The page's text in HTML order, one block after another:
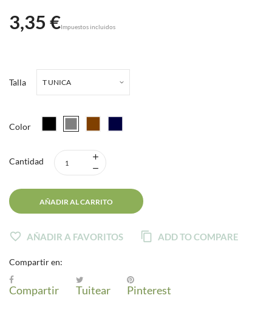
3,35 €Impuestos incluidos
Talla
Color
Cantidad
AÑADIR AL CARRITO
AÑADIR A FAVORITOS ADD TO COMPARE
Compartir en:
Compartir Tuitear Pinterest